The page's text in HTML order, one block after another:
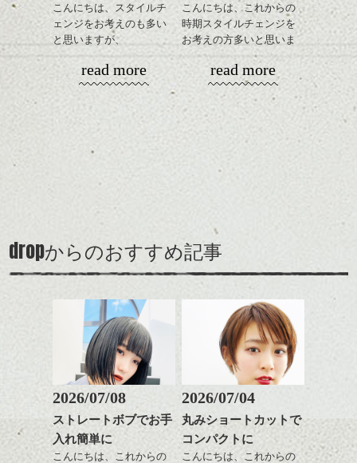
お酒を片手に、みんな語り合う時間です。
左は、キャンプマスターの小暮さんです！
焚火に暖まりながら、ユラユラしてる人も
います。(森川)
この季節は人と会う機会も多いと思いま
す。
ヘアーもこれまでと違う感じにしようとか
いろいろ考えている方もいますよね？
まだ決まったサロンが見つかっていない方
等も是非dropに来てみてください。
スタイルの事、ファッション、コスメ、美
それ以外ももちろん。
わせで質感に変化をつけ
ダークトーンの色味でク
ールに演出するのもおす
ナチュラルなトーンの色
で柔らかさをプラスする
のも良いですね。
またクセ毛の方は質感調
整のストレートパーマで
髪質改善すると
更に扱いやすくなるので
おすすめです。
いつものスタイリングが
ドライした後オイルやワ
ナチュラルなベージュカ
感をプラスして
をドライした後、
ワックスとオイルを混ぜ
ながらもみこみ、なじま
せます。
質感をかるくととのえな
がら耳かけアレンジする
のも良い感じです。
これからのスタイルチェ
ンジ、似合うカラーリン
グの事やお手入れ方法な
是非なんでもご相談して
こんにちは、スタイルチ
ェンジをお考えのも多い
と思いますが、
丸みショートでタイトに
演出したスタイルもこれ
からの季節とてもおすす
めですね。
ェイスラインのデザイン
るようカット。
るのが良い感じです。
ベージュ系等の肌を綺麗
に見せる効果のあるカラ
read more
こんにちは、これからの
時期スタイルチェンジを
お考えの方多いと思いま
す。
コンパクトなフォルムが
全体のバランスを良く見
せてくれる効果もあり、
いろんなシーンに雰囲気
軽めの前髪で透け感を演
出できるので、
この時期とてもおすすめ
ですよ。
ナチュラルなベージュカ
ラーで全体にツヤと透明
感をプラスして
質感も綺麗に見せやす
スタイリング方法は全体
をドライした後、
ワックスとオイルを混ぜ
ながらもみこみ、なじま
read more
dropからのおすすめ記事
2026/07/08
ストレートボブでお手
入れ簡単に
こんにちは、これからの
2026/07/04
丸みショートカットで
コンパクトに
こんにちは、これからの